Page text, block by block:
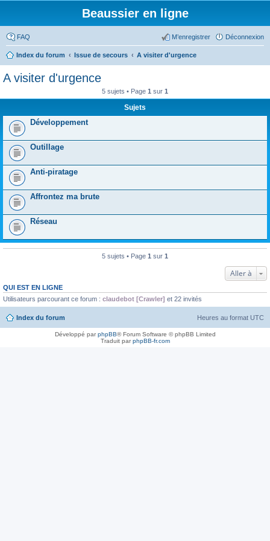
Beaussier en ligne
FAQ Déconnexion
M’enregistrer
Index du forum Issue de secours A visiter d'urgence
A visiter d'urgence
5 sujets • Page 1 sur 1
Sujets
Développement
Outillage
Anti-piratage
Affrontez ma brute
Réseau
5 sujets • Page 1 sur 1
Aller à
QUI EST EN LIGNE
Utilisateurs parcourant ce forum : claudebot [Crawler] et 22 invités
Index du forum Heures au format UTC
Développé parphpBB® Forum Software © phpBB Limited
Traduit parphpBB-fr.com